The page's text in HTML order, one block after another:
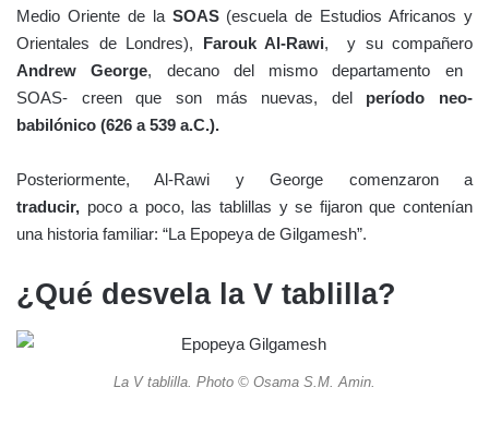
Medio Oriente de la SOAS(escuela de Estudios Africanos y
Orientales de Londres), Farouk Al-Rawi, y su compañero
Andrew George, decano del mismo departamento en
SOAS- creen que son más nuevas, del período neo-
babilónico (626 a 539 a.C.).
Posteriormente, Al-Rawi y George comenzaron a
traducir, poco a poco, las tablillas y se fijaron que contenían
una historia familiar: “La Epopeya de Gilgamesh”.
¿Qué desvela la V tablilla?
La V tablilla. Photo © Osama S.M. Amin.